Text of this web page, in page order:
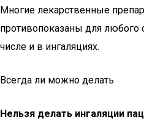
Многие лекарственные
противопоказаны для любого
числе и в ингаляциях.
Всегда ли можно делать
Нельзя делать ингаляции